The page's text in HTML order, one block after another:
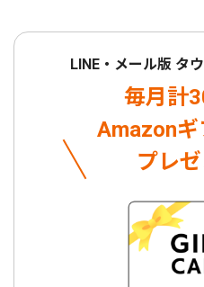
LINE・メール版 タ
毎月計
Amazonギ
プレゼ